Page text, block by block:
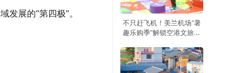
展的“第四极”。
不只赶飞机！美兰机场“暑
趣乐购季”解锁空港文旅新